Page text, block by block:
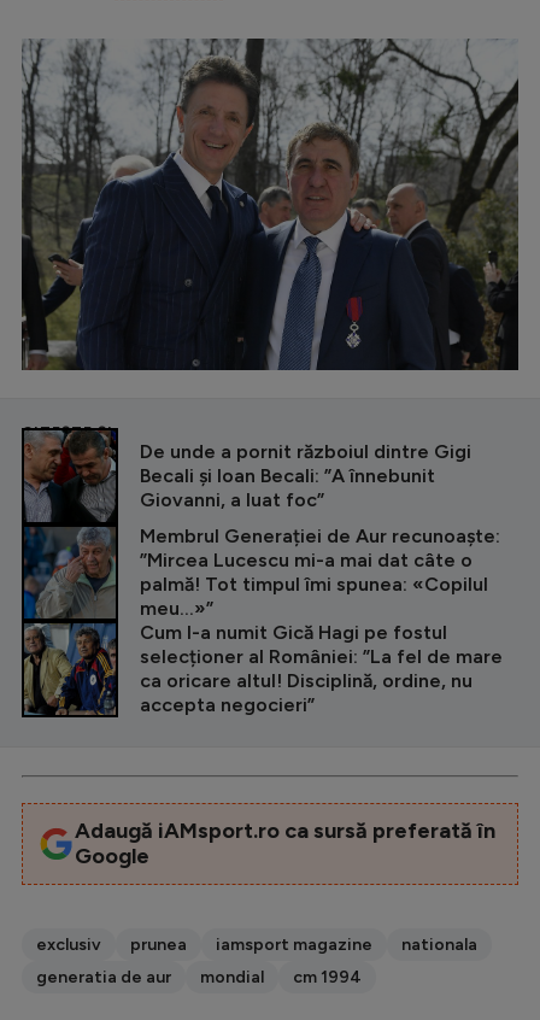
CITEȘTE ȘI
De unde a pornit războiul dintre Gigi
Becali și Ioan Becali: ”A înnebunit
Giovanni, a luat foc”
Membrul Generației de Aur recunoaște:
”Mircea Lucescu mi-a mai dat câte o
palmă! Tot timpul îmi spunea: «Copilul
meu...»”
Cum l-a numit Gică Hagi pe fostul
selecționer al României: ”La fel de mare
ca oricare altul! Disciplină, ordine, nu
accepta negocieri”
Adaugă iAMsport.ro ca sursă preferată în
Google
exclusiv prunea iamsport magazine
nationala
generatia de aur
mondial cm 1994